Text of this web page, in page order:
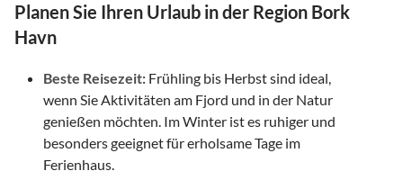
Planen Sie Ihren Urlaub in der Region Bork
Havn
Beste Reisezeit: Frühling bis Herbst sind ideal,
wenn Sie Aktivitäten am Fjord und in der Natur
genießen möchten. Im Winter ist es ruhiger und
besonders geeignet für erholsame Tage im
Ferienhaus.